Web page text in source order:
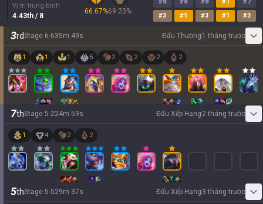
Vị trí trung bình
4.43th / 8
66.67%69.23%
#3 #1 #3 #1 #3
3rdStage 6-635m 49s Đấu Thường 1 tháng trước
1 1 1 5 2 2 2 2
7thStage 5-224m 59s Đấu Xếp Hạng 2 tháng trước
1 4 2 2
5thStage 5-529m 37s Đấu Xếp Hạng 3 tháng trước